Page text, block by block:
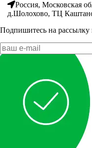
Россия, Московская
д.Шолохово, ТЦ
Подпишитесь на рассылку